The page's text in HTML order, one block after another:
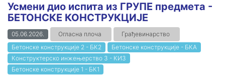
Усмени дио испита из ГРУПЕ предмета -
БЕТОНСКЕ КОНСТРУКЦИЈЕ
05.06.2026. Огласна плоча
Грађевинарство
Бетонске конструкције 2 - БК2
Бетонске конструкције - БКА
Конструктерско инжењерство 3 - КИ3
Бетонске конструкције 1 - БК1